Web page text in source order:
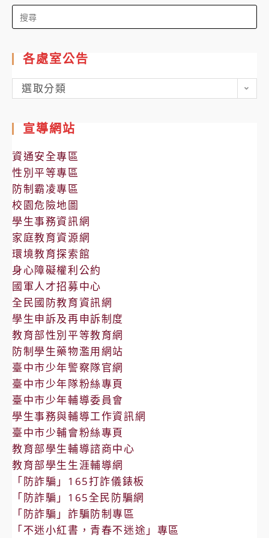
Search
for:
各處室公告
各
處
公
告
選取分類
宣導網站
資通安全專區
性別平等專區
防制霸凌專區
校園危險地圖
學生事務資訊網
家庭教育資源網
環境教育探索館
身心障礙權利公約
國軍人才招募中心
全民國防教育資訊網
學生申訴及再申訴制度
教育部性別平等教育網
防制學生藥物濫用網站
臺中市少年警察隊官網
臺中市少年隊粉絲專頁
臺中市少年輔導委員會
學生事務與輔導工作資訊網
臺中市少輔會粉絲專頁
教育部學生輔導諮商中心
教育部學生生涯輔導網
「防詐騙」165打詐儀錶板
「防詐騙」165全民防騙網
「防詐騙」詐騙防制專區
「不迷小紅書，青春不迷途」專區